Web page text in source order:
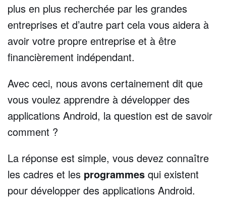
plus en plus recherchée par les grandes
entreprises et d’autre part cela vous aidera à
avoir votre propre entreprise et à être
financièrement indépendant.
Avec ceci, nous avons certainement dit que
vous voulez apprendre à développer des
applications Android, la question est de savoir
comment ?
La réponse est simple, vous devez connaître
les cadres et les programmes qui existent
pour développer des applications Android.